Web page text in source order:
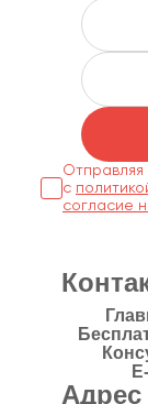
Отправляя
с
согласие
Адрес